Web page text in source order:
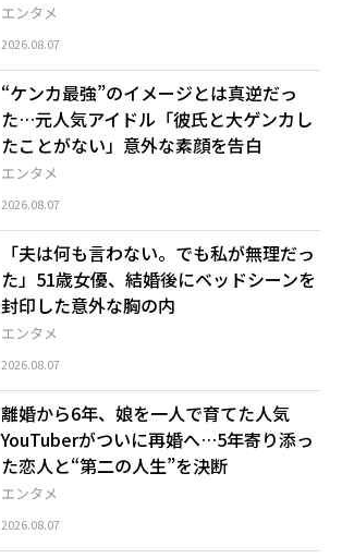
エンタメ
2026.08.07
エンタメ
“ケンカ最強”のイメージとは真逆だっ
た…元人気アイドル「彼氏と大ゲンカし
たことがない」意外な素顔を告白
2026.08.07
エンタメ
「夫は何も言わない。でも私が無理だっ
た」51歳女優、結婚後にベッドシーンを
封印した意外な胸の内
2026.08.07
エンタメ
離婚から6年、娘を一人で育てた人気
YouTuberがついに再婚へ…5年寄り添っ
た恋人と“第二の人生”を決断
2026.08.07